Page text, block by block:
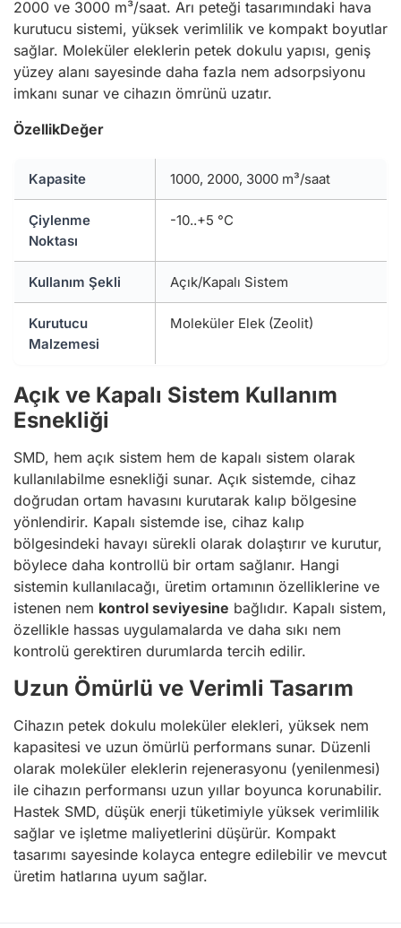
2000 ve 3000 m³/saat. Arı peteği tasarımındaki hava
kurutucu sistemi, yüksek verimlilik ve kompakt boyutlar
sağlar. Moleküler eleklerin petek dokulu yapısı, geniş
yüzey alanı sayesinde daha fazla nem adsorpsiyonu
imkanı sunar ve cihazın ömrünü uzatır.
ÖzellikDeğer
Kapasite 1000, 2000, 3000 m³/saat
Çiylenme
Noktası
-10..+5 °C
Kullanım Şekli Açık/Kapalı Sistem
Kurutucu
Malzemesi
Moleküler Elek (Zeolit)
Açık ve Kapalı Sistem Kullanım
Esnekliği
SMD, hem açık sistem hem de kapalı sistem olarak
kullanılabilme esnekliği sunar. Açık sistemde, cihaz
doğrudan ortam havasını kurutarak kalıp bölgesine
yönlendirir. Kapalı sistemde ise, cihaz kalıp
bölgesindeki havayı sürekli olarak dolaştırır ve kurutur,
böylece daha kontrollü bir ortam sağlanır. Hangi
sistemin kullanılacağı, üretim ortamının özelliklerine ve
istenen nem kontrol seviyesine bağlıdır. Kapalı sistem,
özellikle hassas uygulamalarda ve daha sıkı nem
kontrolü gerektiren durumlarda tercih edilir.
Uzun Ömürlü ve Verimli Tasarım
Cihazın petek dokulu moleküler elekleri, yüksek nem
kapasitesi ve uzun ömürlü performans sunar. Düzenli
olarak moleküler eleklerin rejenerasyonu (yenilenmesi)
ile cihazın performansı uzun yıllar boyunca korunabilir.
Hastek SMD, düşük enerji tüketimiyle yüksek verimlilik
sağlar ve işletme maliyetlerini düşürür. Kompakt
tasarımı sayesinde kolayca entegre edilebilir ve mevcut
üretim hatlarına uyum sağlar.